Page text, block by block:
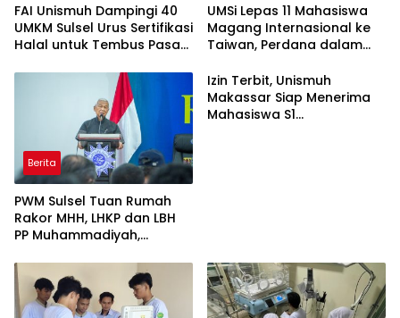
FAI Unismuh Dampingi 40
UMKM Sulsel Urus Sertifikasi
Halal untuk Tembus Pasar
UMSi Lepas 11 Mahasiswa
Magang Internasional ke
Taiwan, Perdana dalam
Berita
PWM Sulsel Tuan Rumah
Rakor MHH, LHKP dan LBH
PP Muhammadiyah,
dan Kebijakan Publik
Izin Terbit, Unismuh
Makassar Siap Menerima
Mahasiswa S1